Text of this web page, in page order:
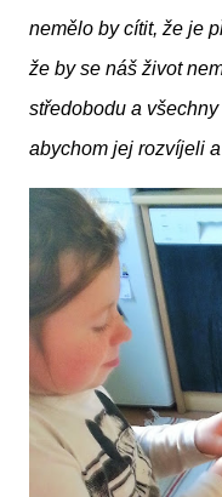
nemělo by cítit, že je
že by se náš život
středobodu a
abychom jej rozvíjeli